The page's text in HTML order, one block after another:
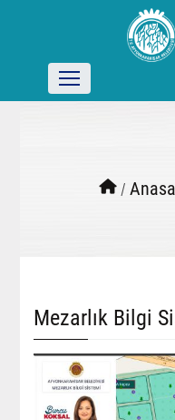
/
Mezarlık Bilgi